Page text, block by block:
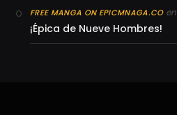
FREE MANGA ON EPICMNAGA.COen
¡Épica de Nueve Hombres!